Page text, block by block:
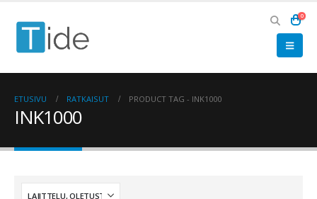
0
ETUSIVU RATKAISUT PRODUCT TAG - INK1000
INK1000